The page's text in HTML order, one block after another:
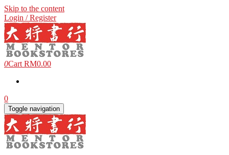
Skip to the content
Login / Register
0Cart RM0.00
0
Toggle navigation